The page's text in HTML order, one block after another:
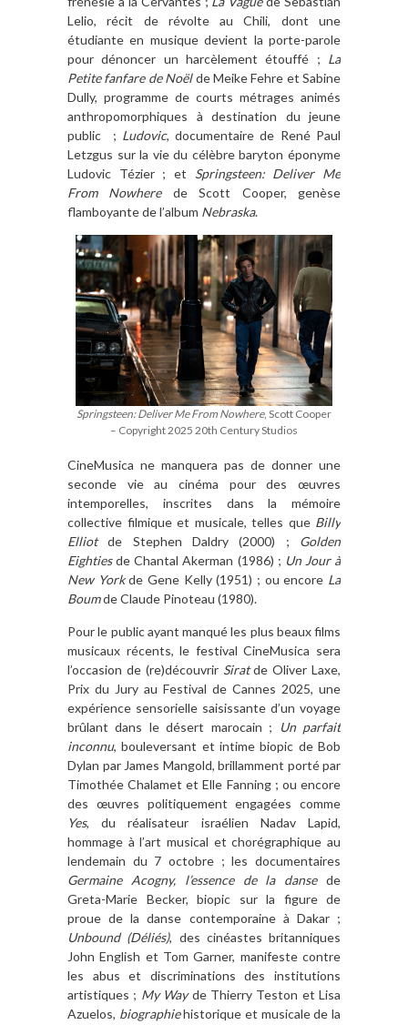
Lelio, récit de révolte au Chili, dont une
étudiante en musique devient la porte-parole
pour dénoncer un harcèlement étouffé ; La
Petite fanfare de Noëlde Meike Fehre et Sabine
Dully, programme de courts métrages animés
anthropomorphiques à destination du jeune
public ; Ludovic, documentaire de René Paul
Letzgus sur la vie du célèbre baryton éponyme
Ludovic Tézier ; et Springsteen: Deliver Me
From Nowherede Scott Cooper, genèse
flamboyante de l’album Nebraska.
Springsteen: Deliver Me From Nowhere, Scott Cooper
– Copyright 2025 20th Century Studios
CineMusica ne manquera pas de donner une
seconde vie au cinéma pour des œuvres
intemporelles, inscrites dans la mémoire
collective filmique et musicale, telles que Billy
Elliotde Stephen Daldry (2000) ; Golden
Eightiesde Chantal Akerman (1986) ; Un Jour à
New Yorkde Gene Kelly (1951) ; ou encore La
Boumde Claude Pinoteau (1980).
Pour le public ayant manqué les plus beaux films
musicaux récents, le festival CineMusica sera
l’occasion de (re)découvrir Siratde Oliver Laxe,
Prix du Jury au Festival de Cannes 2025, une
expérience sensorielle saisissante d’un voyage
brûlant dans le désert marocain ;
Un parfait
inconnu, bouleversant et intime biopic de Bob
Dylan par James Mangold, brillamment porté par
Timothée Chalamet et Elle Fanning ; ou encore
des œuvres politiquement engagées comme
Yes, du réalisateur israélien Nadav Lapid,
hommage à l’art musical et chorégraphique au
lendemain du 7 octobre ; les documentaires
Germaine Acogny, l’essence de la dansede
Greta-Marie Becker, biopic sur la figure de
proue de la danse contemporaine à Dakar ;
Unbound (Déliés), des cinéastes britanniques
John English et Tom Garner, manifeste contre
les abus et discriminations des institutions
artistiques ; My Wayde Thierry Teston et Lisa
Azuelos, biographiehistorique et musicale de la